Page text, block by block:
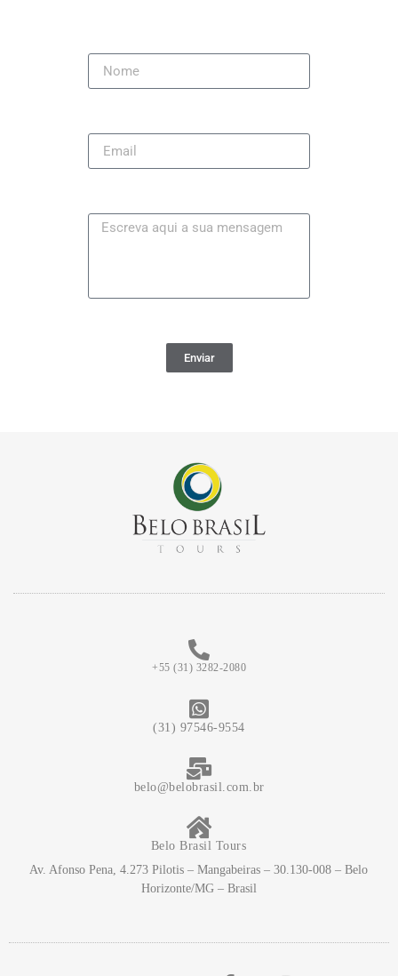
Enviar
+55 (31) 3282-2080
(31) 97546-9554
belo@belobrasil.com.br
Belo Brasil Tours
Av. Afonso Pena, 4.273 Pilotis – Mangabeiras – 30.130-008 – Belo
Horizonte/MG – Brasil